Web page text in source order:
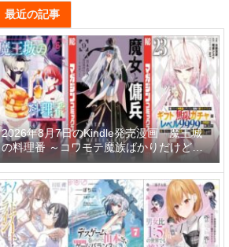
最近の記事
2026年8月7日のKindle発売漫画「魔王城
の料理番 ～コワモテ魔族ばかりだけど、
ホワイトな職場です～ 6巻」「魔女と傭兵
9巻」「信じていた仲間達にダンジョン奥
地で殺されかけたがギフト『無限ガチャ』
でレベル9999の仲間達を手に入れて元パ
ーティーメンバーと世界に復讐＆『ざま
ぁ！』します！ 23巻」など